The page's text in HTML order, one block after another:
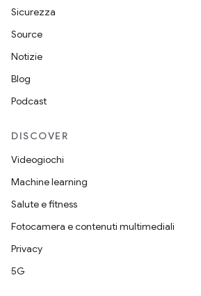
Sicurezza
Source
Notizie
Blog
Podcast
DISCOVER
Videogiochi
Machine learning
Salute e fitness
Fotocamera e contenuti multimediali
Privacy
5G